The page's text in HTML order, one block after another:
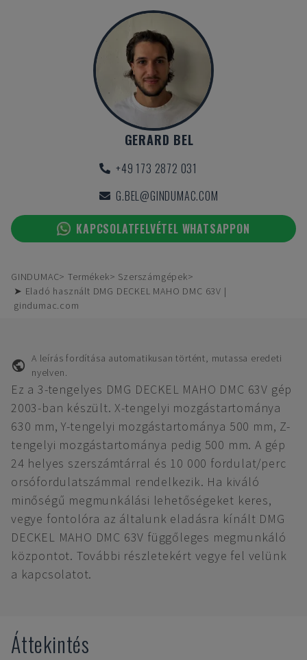
GERARD BEL
+49 173 2872 031
G.BEL@GINDUMAC.COM
KAPCSOLATFELVÉTEL WHATSAPPON
GINDUMAC Termékek
Szerszámgépek
➤ Eladó használt DMG DECKEL MAHO DMC 63V |
gindumac.com
A leírás fordítása automatikusan történt, mutassa eredeti
nyelven.
Ez a 3-tengelyes DMG DECKEL MAHO DMC 63V gép
2003-ban készült. X-tengelyi mozgástartománya
630 mm, Y-tengelyi mozgástartománya 500 mm, Z-
tengelyi mozgástartománya pedig 500 mm. A gép
24 helyes szerszámtárral és 10 000 fordulat/perc
orsófordulatszámmal rendelkezik. Ha kiváló
minőségű megmunkálási lehetőségeket keres,
vegye fontolóra az általunk eladásra kínált DMG
DECKEL MAHO DMC 63V függőleges megmunkáló
központot. További részletekért vegye fel velünk
a kapcsolatot.
Áttekintés